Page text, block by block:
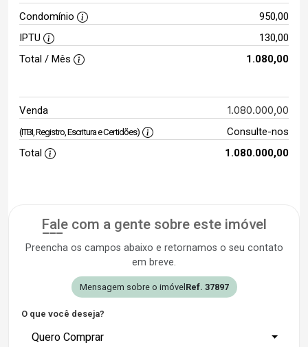
Condomínio
950,00
IPTU
130,00
Total / Mês
1.080,00
Venda 1.080.000,00
(ITBI, Registro, Escritura e Certidões)
Consulte-nos
Total
1.080.000,00
Fale com a gente sobre este imóvel
Preencha os campos abaixo e retornamos o seu contato
em breve.
Mensagem sobre o imóvel Ref. 37897
O que você deseja?
Quero Comprar